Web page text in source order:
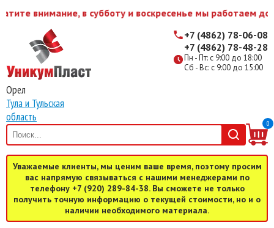
внимание, в субботу и воскресенье мы работаем до
Орел
Тула и Тульская
область
Пн - Пт: с 9:00 до 18:00
Сб - Вс: с 9:00 до 15:00
+7 (4862) 78-06-08
+7 (4862) 78-48-28
0
Уважаемые клиенты, мы ценим ваше время, поэтому просим
вас напрямую связываться с нашими менеджерами по
телефону +7 (920) 289-84-38. Вы сможете не только
получить точную информацию о текущей стоимости, но и о
наличии необходимого материала.